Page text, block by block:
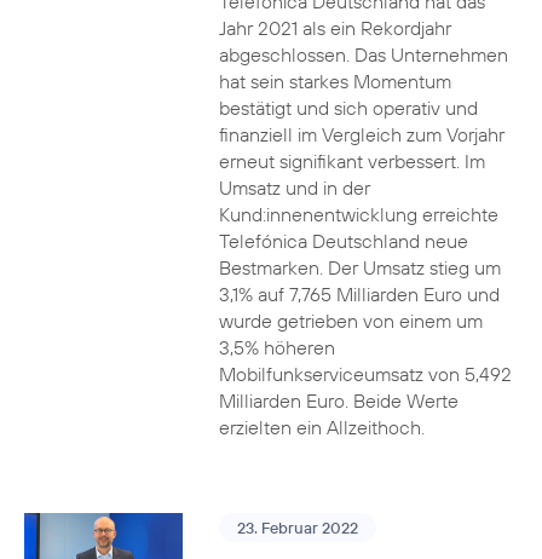
Jahr 2021 als ein Rekordjahr
abgeschlossen. Das Unternehmen
hat sein starkes Momentum
bestätigt und sich operativ und
finanziell im Vergleich zum Vorjahr
erneut signifikant verbessert. Im
Umsatz und in der
Kund:innenentwicklung erreichte
Telefónica Deutschland neue
Bestmarken. Der Umsatz stieg um
3,1% auf 7,765 Milliarden Euro und
wurde getrieben von einem um
3,5% höheren
Mobilfunkserviceumsatz von 5,492
Milliarden Euro. Beide Werte
erzielten ein Allzeithoch.
23. Februar 2022